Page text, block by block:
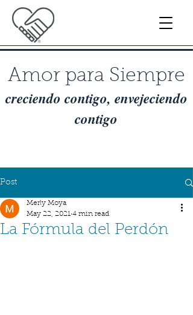
Amor para Siempre
creciendo contigo, envejeciendo
contigo
Post
La Fórmula del Perdón
Merly Moya
May 22, 2021 4 min read